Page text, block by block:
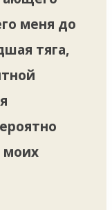
меня до
тяга,
моих